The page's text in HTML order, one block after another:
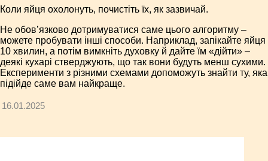
Коли яйця охолонуть, почистіть їх, як зазвичай.
Не обов’язково дотримуватися саме цього алгоритму –
можете пробувати інші способи. Наприклад, запікайте яйця
10 хвилин, а потім вимкніть духовку й дайте їм «дійти» –
деякі кухарі стверджують, що так вони будуть менш сухими.
Експерименти з різними схемами допоможуть знайти ту, яка
підійде саме вам найкраще.
16.01.2025